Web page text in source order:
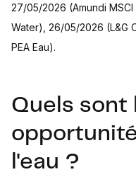
27/05/2026 (Amundi
Water), 26/05/2026 (L&G
PEA Eau).
Quels sont
l'eau ?